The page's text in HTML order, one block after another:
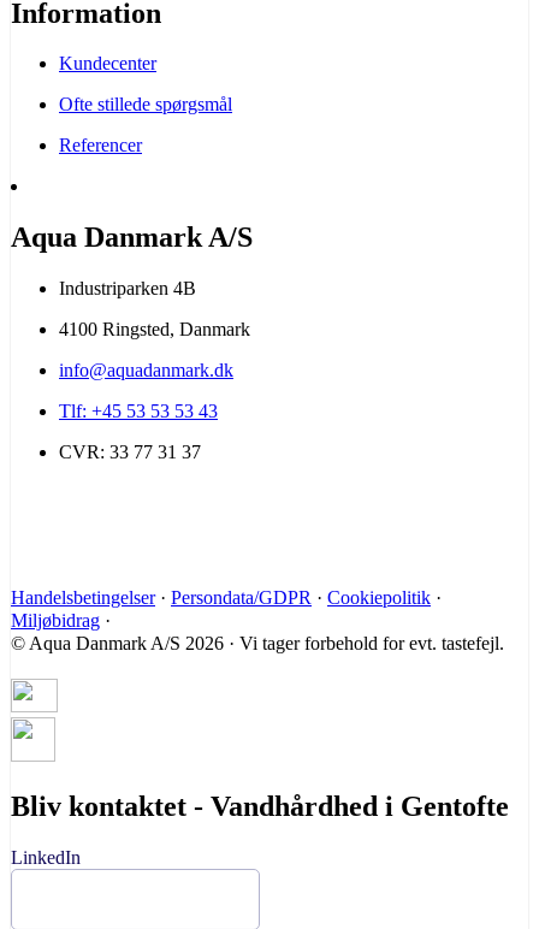
Information
Kundecenter
Ofte stillede spørgsmål
Referencer
Aqua Danmark A/S
Industriparken 4B
4100 Ringsted, Danmark
info@aquadanmark.dk
Tlf: +45 53 53 53 43
CVR: 33 77 31 37
Handelsbetingelser· Persondata/GDPR · Cookiepolitik ·
Miljøbidrag ·
© Aqua Danmark A/S 2026 · Vi tager forbehold for evt. tastefejl.
Bliv kontaktet - Vandhårdhed i Gentofte
LinkedIn